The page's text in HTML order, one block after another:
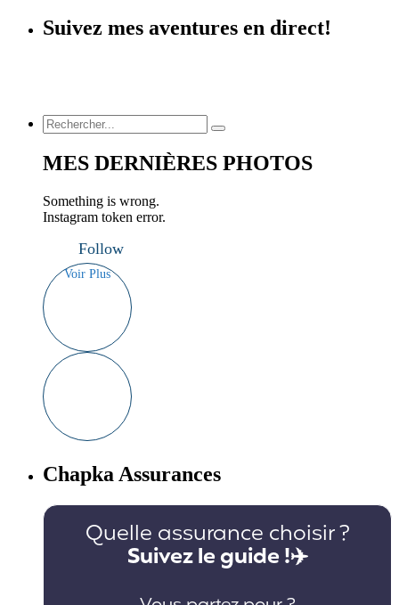
Suivez mes aventures en direct!
MES DERNIÈRES PHOTOS
Something is wrong.
Instagram token error.
Follow
Voir Plus
Chapka Assurances